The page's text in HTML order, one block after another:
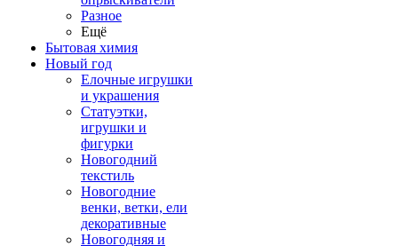
Разное
Ещё
Бытовая химия
Новый год
Елочные игрушки
и украшения
Статуэтки,
игрушки и
фигурки
Новогодний
текстиль
Новогодние
венки, ветки, ели
декоративные
Новогодняя и